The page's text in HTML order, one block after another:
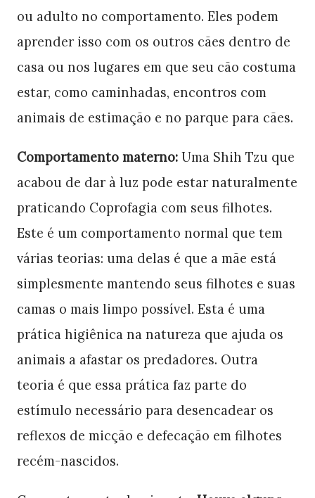
ou adulto no comportamento. Eles podem
aprender isso com os outros cães dentro de
casa ou nos lugares em que seu cão costuma
estar, como caminhadas, encontros com
animais de estimação e no parque para cães.
Comportamento materno: Uma Shih Tzu que
acabou de dar à luz pode estar naturalmente
praticando Coprofagia com seus filhotes.
Este é um comportamento normal que tem
várias teorias: uma delas é que a mãe está
simplesmente mantendo seus filhotes e suas
camas o mais limpo possível. Esta é uma
prática higiênica na natureza que ajuda os
animais a afastar os predadores. Outra
teoria é que essa prática faz parte do
estímulo necessário para desencadear os
reflexos de micção e defecação em filhotes
recém-nascidos.